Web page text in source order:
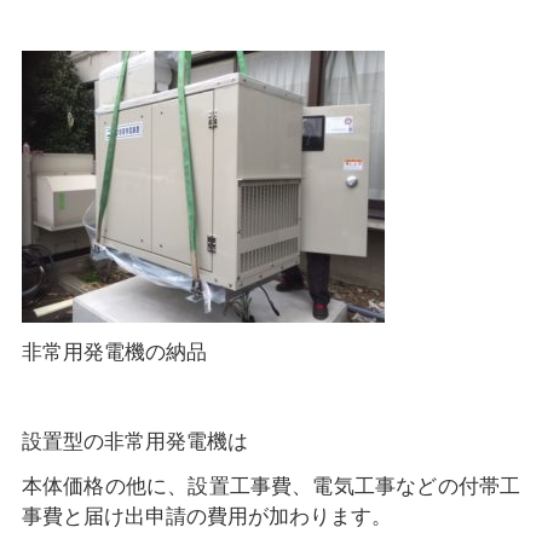
非常用発電機の納品
設置型の非常用発電機は
本体価格の他に、設置工事費、電気工事などの付帯工
事費と届け出申請の費用が加わります。